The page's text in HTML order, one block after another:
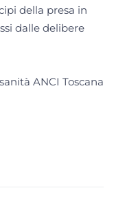
della presa in
dalle delibere
ANCI Toscana